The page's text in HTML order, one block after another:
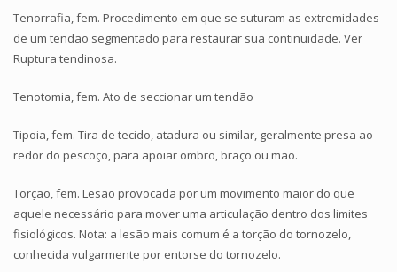
Tenorrafia, fem. Procedimento em que se suturam as extremidades
de um tendão segmentado para restaurar sua continuidade. Ver
Ruptura tendinosa.
Tenotomia, fem. Ato de seccionar um tendão
Tipoia, fem. Tira de tecido, atadura ou similar, geralmente presa ao
redor do pescoço, para apoiar ombro, braço ou mão.
Torção, fem. Lesão provocada por um movimento maior do que
aquele necessário para mover uma articulação dentro dos limites
fisiológicos. Nota: a lesão mais comum é a torção do tornozelo,
conhecida vulgarmente por entorse do tornozelo.